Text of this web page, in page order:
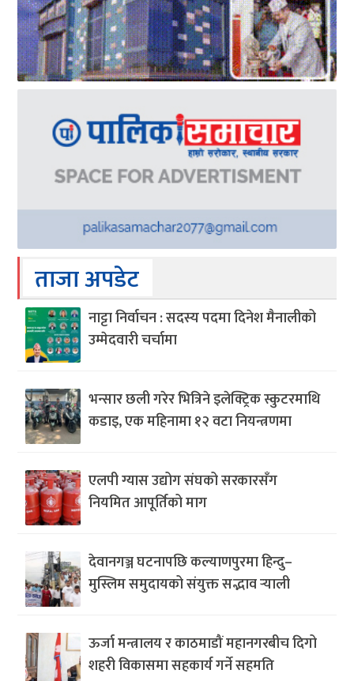
ताजा अपडेट
नाट्टा निर्वाचन : सदस्य पदमा दिनेश मैनालीको
उम्मेदवारी चर्चामा
भन्सार छली गरेर भित्रिने इलेक्ट्रिक स्कुटरमाथि
कडाइ, एक महिनामा १२ वटा नियन्त्रणमा
एलपी ग्यास उद्योग संघको सरकारसँग
नियमित आपूर्तिको माग
देवानगञ्ज घटनापछि कल्याणपुरमा हिन्दु–
मुस्लिम समुदायको संयुक्त सद्भाव र्‍याली
ऊर्जा मन्त्रालय र काठमाडौं महानगरबीच दिगो
शहरी विकासमा सहकार्य गर्ने सहमति